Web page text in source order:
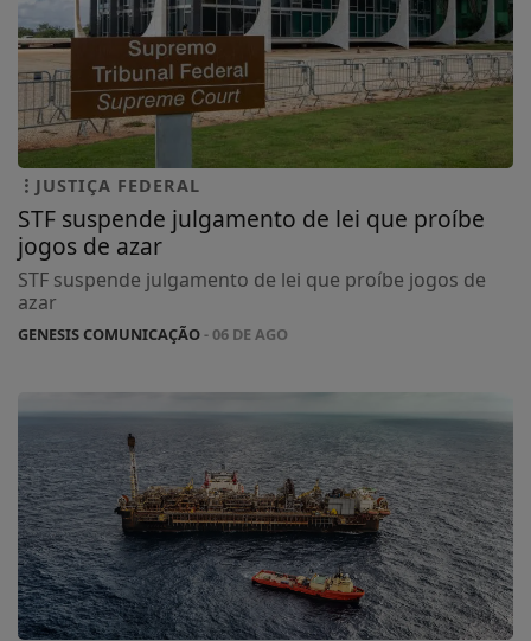
JUSTIÇA FEDERAL
STF suspende julgamento de lei que proíbe
jogos de azar
STF suspende julgamento de lei que proíbe jogos de
azar
GENESIS COMUNICAÇÃO- 06 DE AGO